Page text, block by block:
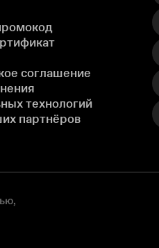
соглашение
технологий
партнёров